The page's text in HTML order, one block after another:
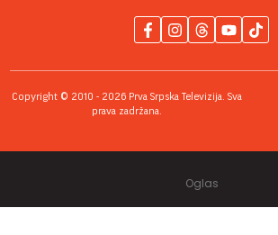
Copyright © 2010 - 2026 Prva Srpska Televizija. Sva
prava zadržana.